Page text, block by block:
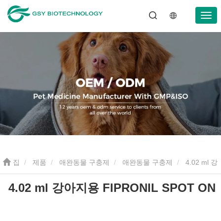
집 제품 애완동물 구충제 애완동물 구충제
아지용 FIPRONIL SPOT ON
4.02 ml 강아지용 FIPRONIL SPOT ON